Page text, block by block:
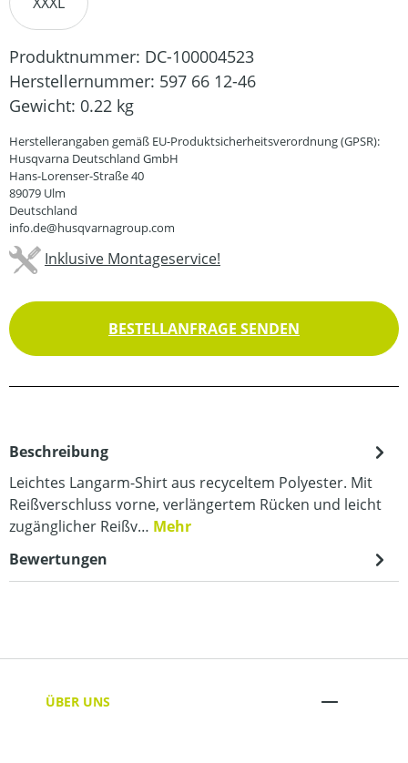
Produktnummer: DC-100004523
Herstellernummer: 597 66 12-46
Gewicht: 0.22 kg
Herstellerangaben gemäß EU-Produktsicherheitsverordnung (GPSR):
Husqvarna Deutschland GmbH
Hans-Lorenser-Straße 40
89079 Ulm
Deutschland
info.de@husqvarnagroup.com
Inklusive Montageservice!
BESTELLANFRAGE SENDEN
Beschreibung
Leichtes Langarm-Shirt aus recyceltem Polyester. Mit
Reißverschluss vorne, verlängertem Rücken und leicht
zugänglicher Reißv… Mehr
Bewertungen
ÜBER UNS